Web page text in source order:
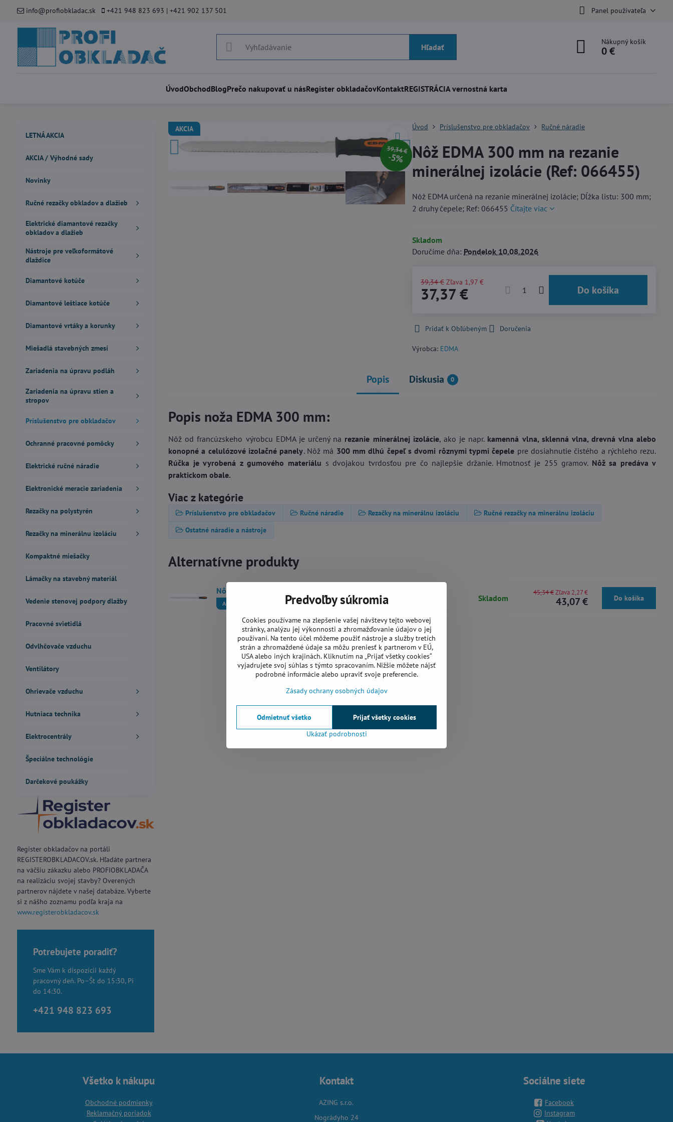
info@profiobkladac.sk +421 948 823 693 | +421 902 137 501 Panel používateľa
Hľadať
Nákupný košík
0 €
ÚvodObchodBlogPrečo nakupovať u násRegister obkladačovKontaktREGISTRÁCIA vernostná karta
AKCIA
39,34 €
5%
Úvod Príslušenstvo pre obkladačov Ručné náradie
Nôž EDMA 300 mm na rezanie
minerálnej izolácie (Ref: 066455)
Nôž EDMA určená na rezanie minerálnej izolácie; Dĺžka listu: 300 mm;
2 druhy čepele; Ref: 066455 Čítajte viac
Skladom
Doručíme dňa: Pondelok 10.08.2026
39,34 € Zľava 1,97 €
37,37 € Do košíka
Pridať k Obľúbeným Doručenia
Výrobca: EDMA
Popis Diskusia 0
Popis noža EDMA 300 mm:
Nôž od francúzskeho výrobcu EDMA je určený na rezanie minerálnej izolácie, ako je napr. kamenná vlna, sklenná vlna, drevná vlna alebo
konopné a celulózové izolačné panely. Nôž má 300 mm dlhú čepeľ s dvomi rôznymi typmi čepele pre dosiahnutie čistého a rýchleho rezu.
Rúčka je vyrobená z gumového materiálu s dvojakou tvrdosťou pre čo najlepšie držanie. Hmotnosť je 255 gramov. Nôž sa predáva v
praktickom obale.
Viac z kategórie
Príslušenstvo pre obkladačov Ručné náradie Rezačky na minerálnu izoláciu
Ručné rezačky na minerálnu izoláciu
Ostatné náradie a nástroje
Alternatívne produkty
Nôž EDMA 420 mm na rezanie minerálnej izolácie (Ref: 168055)
AKCIA
Skladom 43,07 €
45,34 €Zľava 2,27 €
Do košíka
LETNÁ AKCIA
AKCIA / Výhodné sady
Novinky
Ručné rezačky obkladov a dlažieb
Elektrické diamantové rezačky
obkladov a dlažieb
Nástroje pre veľkoformátové
dlaždice
Diamantové kotúče
Diamantové leštiace kotúče
Diamantové vrtáky a korunky
Miešadlá stavebných zmesí
Zariadenia na úpravu podláh
Zariadenia na úpravu stien a
stropov
Príslušenstvo pre obkladačov
Ochranné pracovné pomôcky
Elektrické ručné náradie
Elektronické meracie zariadenia
Rezačky na polystyrén
Rezačky na minerálnu izoláciu
Kompaktné miešačky
Lámačky na stavebný materiál
Vedenie stenovej podpory dlažby
Pracovné svietidlá
Odvlhčovače vzduchu
Ventilátory
Ohrievače vzduchu
Hutniaca technika
Elektrocentrály
Špeciálne technológie
Darčekové poukážky
Register obkladačov na portáli
REGISTEROBKLADACOV.sk. Hľadáte partnera
na väčšiu zákazku alebo PROFIOBKLADAČA
na realizáciu svojej stavby? Overených
partnerov nájdete v našej databáze. Vyberte
si z nášho zoznamu podľa kraja na
www.registerobkladacov.sk
Potrebujete poradiť?
Sme Vám k dispozícii každý
pracovný deň. Po–Št do 15:30, Pi
do 14:30.
+421 948 823 693
Všetko k nákupu
Obchodné podmienky
Reklamačný poriadok
Kontakt
AZING s.r.o.
Nográdyho 24
Sociálne siete
Facebook
Instagram
Predvoľby súkromia
Cookies používame na zlepšenie vašej návštevy tejto webovej
stránky, analýzu jej výkonnosti a zhromažďovanie údajov o jej
používaní. Na tento účel môžeme použiť nástroje a služby tretích
strán a zhromaždené údaje sa môžu preniesť k partnerom v EÚ,
USA alebo iných krajinách. Kliknutím na „Prijať všetky cookies“
vyjadrujete svoj súhlas s týmto spracovaním. Nižšie môžete nájsť
podrobné informácie alebo upraviť svoje preferencie.
Zásady ochrany osobných údajov
Ukázať podrobnosti
Prijať všetky cookies
Odmietnuť všetko